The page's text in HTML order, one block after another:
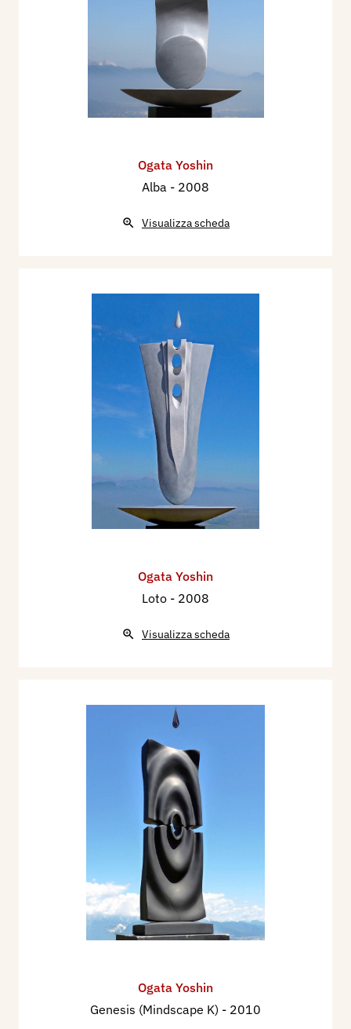
Ogata Yoshin
Alba - 2008
Visualizza scheda
Ogata Yoshin
Loto - 2008
Visualizza scheda
Ogata Yoshin
Genesis (Mindscape K) - 2010